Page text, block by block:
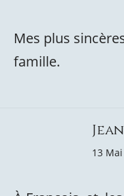
Mes plus
famille.
13